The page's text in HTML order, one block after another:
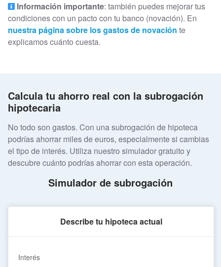
Información importante: también puedes mejorar tus
condiciones con un pacto con tu banco (novación). En
nuestra página sobre los gastos de novación te
explicamos cuánto cuesta.
Calcula tu ahorro real con la subrogación
hipotecaria
No todo son gastos. Con una subrogación de hipoteca
podrías ahorrar miles de euros, especialmente si cambias
el tipo de interés. Utiliza nuestro simulador gratuito y
descubre cuánto podrías ahorrar con esta operación.
Simulador de subrogación
Describe tu hipoteca actual
Interés